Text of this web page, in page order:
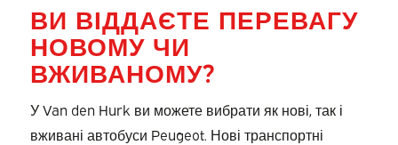
ВИ ВІДДАЄТЕ ПЕРЕВАГУ
НОВОМУ ЧИ
ВЖИВАНОМУ?
У Van den Hurk ви можете вибрати як нові, так і
вживані автобуси Peugeot. Нові транспортні